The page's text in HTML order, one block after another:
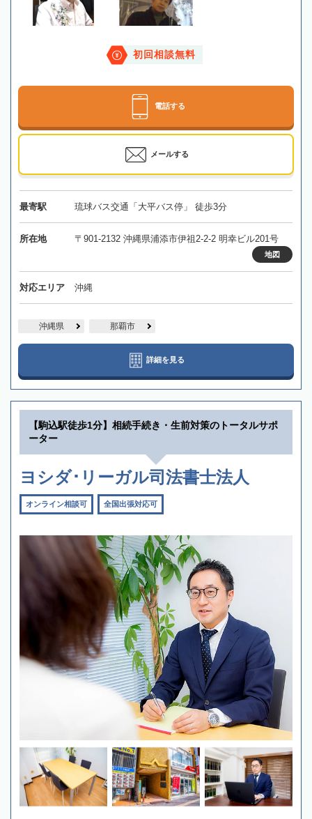
初回相談無料
電話する
メールする
最寄駅 琉球バス交通「大平バス停」 徒歩3分
所在地 〒901-2132 沖縄県浦添市伊祖2-2-2 明幸ビル201号
地図
対応エリア 沖縄
沖縄県 那覇市
詳細を見る
【駒込駅徒歩1分】相続手続き・生前対策のトータルサポ
ーター
ヨシダ･リーガル司法書士法人
オンライン相談可 全国出張対応可